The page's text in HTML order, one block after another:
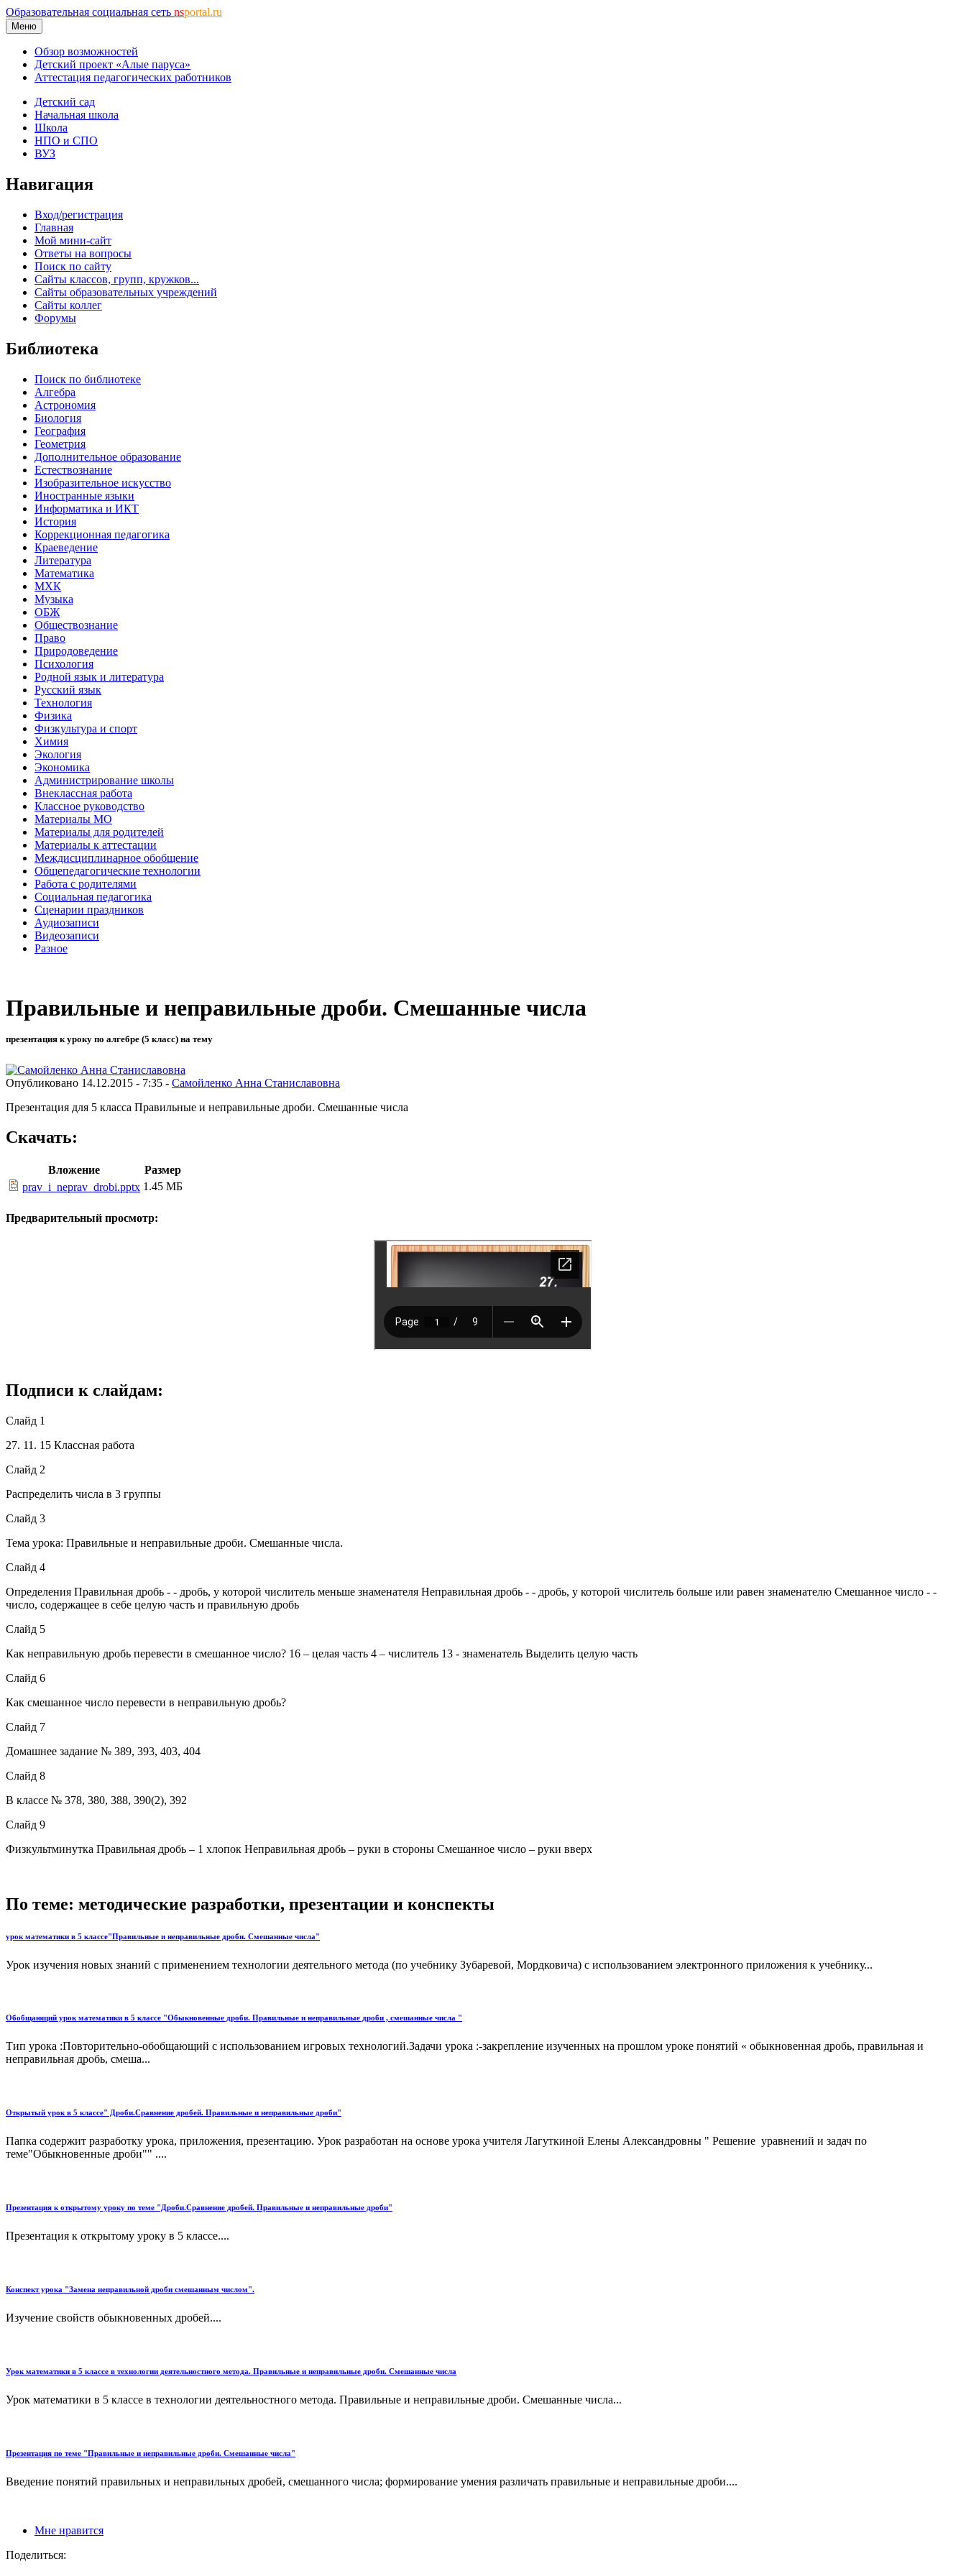
Образовательная социальная сеть nsportal.ru
Меню
Обзор возможностей
Детский проект «Алые паруса»
Аттестация педагогических работников
Детский сад
Начальная школа
Школа
НПО и СПО
ВУЗ
Навигация
Вход/регистрация
Главная
Мой мини-сайт
Ответы на вопросы
Поиск по сайту
Сайты классов, групп, кружков...
Сайты образовательных учреждений
Сайты коллег
Форумы
Библиотека
Поиск по библиотеке
Алгебра
Астрономия
Биология
География
Геометрия
Дополнительное образование
Естествознание
Изобразительное искусство
Иностранные языки
Информатика и ИКТ
История
Коррекционная педагогика
Краеведение
Литература
Математика
МХК
Музыка
ОБЖ
Обществознание
Право
Природоведение
Психология
Родной язык и литература
Русский язык
Технология
Физика
Физкультура и спорт
Химия
Экология
Экономика
Администрирование школы
Внеклассная работа
Классное руководство
Материалы МО
Материалы для родителей
Материалы к аттестации
Междисциплинарное обобщение
Общепедагогические технологии
Работа с родителями
Социальная педагогика
Сценарии праздников
Аудиозаписи
Видеозаписи
Разное
Правильные и неправильные дроби. Смешанные числа
презентация к уроку по алгебре (5 класс) на тему
Опубликовано 14.12.2015 - 7:35 - Самойленко Анна Станиславовна
Презентация для 5 класса Правильные и неправильные дроби. Смешанные числа
Скачать:
Вложение
Размер
prav_i_neprav_drobi.pptx 1.45 МБ
Предварительный просмотр:
Подписи к слайдам:
Слайд 1
27. 11. 15 Классная работа
Слайд 2
Распределить числа в 3 группы
Слайд 3
Тема урока: Правильные и неправильные дроби. Смешанные числа.
Слайд 4
Определения Правильная дробь - - дробь, у которой числитель меньше знаменателя Неправильная дробь - - дробь, у которой числитель больше или равен знаменателю Смешанное число - -
число, содержащее в себе целую часть и правильную дробь
Слайд 5
Как неправильную дробь перевести в смешанное число? 16 – целая часть 4 – числитель 13 - знаменатель Выделить целую часть
Слайд 6
Как смешанное число перевести в неправильную дробь?
Слайд 7
Домашнее задание № 389, 393, 403, 404
Слайд 8
В классе № 378, 380, 388, 390(2), 392
Слайд 9
Физкультминутка Правильная дробь – 1 хлопок Неправильная дробь – руки в стороны Смешанное число – руки вверх
По теме: методические разработки, презентации и конспекты
урок математики в 5 классе"Правильные и неправильные дроби. Смешанные числа"
Урок изучения новых знаний с применением технологии деятельного метода (по учебнику Зубаревой, Мордковича) с использованием электронного приложения к учебнику...
Обобщающий урок математики в 5 классе "Обыкновенные дроби. Правильные и неправильные дроби , смешанные числа "
Тип урока :Повторительно-обобщающий с использованием игровых технологий.Задачи урока :-закрепление изученных на прошлом уроке понятий « обыкновенная дробь, правильная и
неправильная дробь, смеша...
Открытый урок в 5 классе" Дроби.Сравнение дробей. Правильные и неправильные дроби"
Папка содержит разработку урока, приложения, презентацию. Урок разработан на основе урока учителя Лагуткиной Елены Александровны " Решение уравнений и задач по
теме"Обыкновенные дроби"" ....
Презентация к открытому уроку по теме "Дроби.Сравнение дробей. Правильные и неправильные дроби"
Презентация к открытому уроку в 5 классе....
Конспект урока "Замена неправильной дроби смешанным числом".
Изучение свойств обыкновенных дробей....
Урок математики в 5 классе в технологии деятельностного метода. Правильные и неправильные дроби. Смешанные числа
Урок математики в 5 классе в технологии деятельностного метода. Правильные и неправильные дроби. Смешанные числа...
Презентация по теме "Правильные и неправильные дроби. Смешанные числа"
Введение понятий правильных и неправильных дробей, смешанного числа; формирование умения различать правильные и неправильные дроби....
Мне нравится
Поделиться: